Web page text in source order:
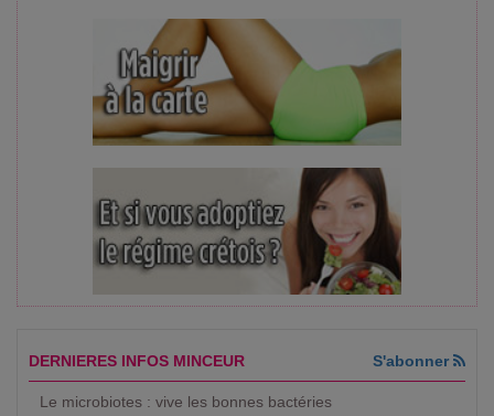
DERNIERES INFOS MINCEUR S'abonner
Le microbiotes : vive les bonnes bactéries